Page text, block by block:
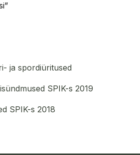
ja spordiüritused
SPIK-s 2019
SPIK-s 2018